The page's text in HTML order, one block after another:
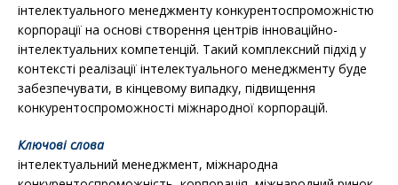
інтелектуального менеджменту конкурентоспроможністю
корпорації на основі створення центрів інноваційно-
інтелектуальних компетенцій. Такий комплексний підхід у
контексті реалізації інтелектуального менеджменту буде
забезпечувати, в кінцевому випадку, підвищення
конкурентоспроможності міжнародної корпорацій.
Ключові слова
інтелектуальний менеджмент, міжнародна